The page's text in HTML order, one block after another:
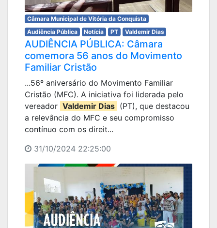
Câmara Municipal de Vitória da Conquista
Audiência Pública
Notícia PT Valdemir Dias
AUDIÊNCIA PÚBLICA: Câmara
comemora 56 anos do Movimento
Familiar Cristão
...56º aniversário do Movimento Familiar
Cristão (MFC). A iniciativa foi liderada pelo
vereador Valdemir Dias (PT), que destacou
a relevância do MFC e seu compromisso
contínuo com os direit...
31/10/2024 22:25:00